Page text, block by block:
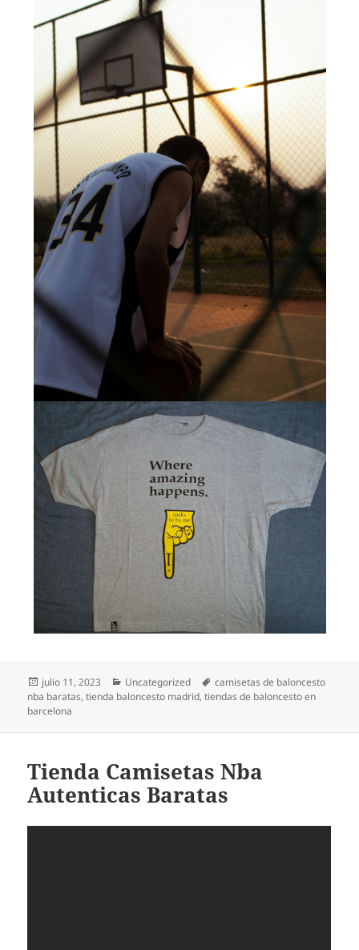
Publicado
el
julio 11, 2023 Categorías
Uncategorized Etiquetas
camisetas de baloncesto
nba baratas,tienda baloncesto madrid,tiendas de baloncesto en
barcelona
Tienda Camisetas Nba
Autenticas Baratas